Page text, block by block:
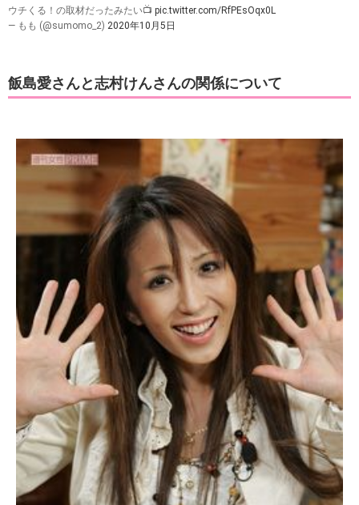
ウチくる！の取材だったみたい📺 pic.twitter.com/RfPEsOqx0L
— もも (@sumomo_2) 2020年10月5日
飯島愛さんと志村けんさんの関係について